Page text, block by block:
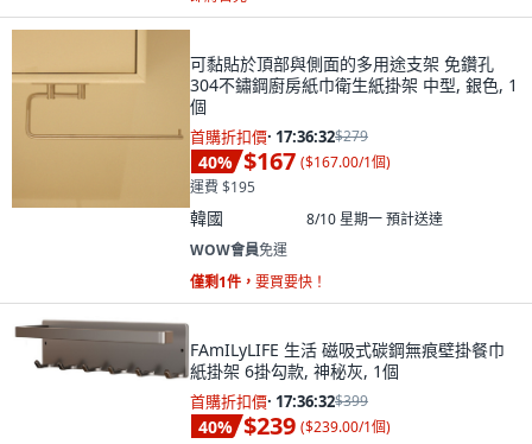
可黏貼於頂部與側面的多用途支架 免鑽孔
304不鏽鋼廚房紙巾衛生紙掛架 中型, 銀色, 1
個
首購折扣價· 17:36:31$279
40% $167 ($167.00/1個)
運費 $195
韓國 8/10 星期一預計送達
WOW會員免運
僅剩1件， 要買要快！
FAmILyLIFE 生活 磁吸式碳鋼無痕壁掛餐巾
紙掛架 6掛勾款, 神秘灰, 1個
首購折扣價· 17:36:31$399
40% $239 ($239.00/1個)